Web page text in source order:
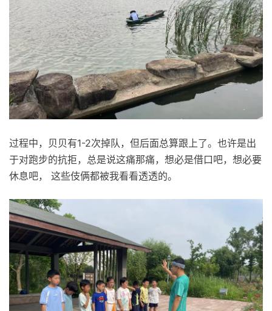
过程中，贝贝有1-2次掉队，但后面总算跟上了。也许是出
于对跑步的抗拒，总是说这痛那痛，想必是借口吧，想必要
休息吧， 这些伎俩都被我看看透透的。